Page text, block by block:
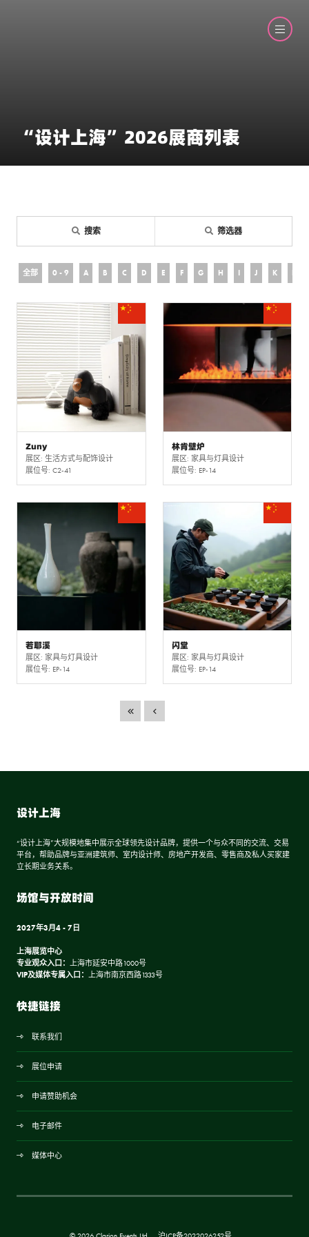
“设计上海”2026展商列表
搜索 筛选器
全部 0 - 9 A B C D E F G H I J K
Zuny
展区: 生活方式与配饰设计
展位号: C2-41
林肯壁炉
展区: 家具与灯具设计
展位号: EP-14
若耶溪
展区: 家具与灯具设计
展位号: EP-14
闪堂
展区: 家具与灯具设计
展位号: EP-14
设计上海
“设计上海”大规模地集中展示全球领先设计品牌，提供一个与众不同的交流、交易
平台，帮助品牌与亚洲建筑师、室内设计师、房地产开发商、零售商及私人买家建
立长期业务关系。
场馆与开放时间
2027年3月4 - 7日
上海展览中心
专业观众入口： 上海市延安中路1000号
VIP及媒体专属入口： 上海市南京西路1333号
快捷链接
联系我们
展位申请
申请赞助机会
电子邮件
媒体中心